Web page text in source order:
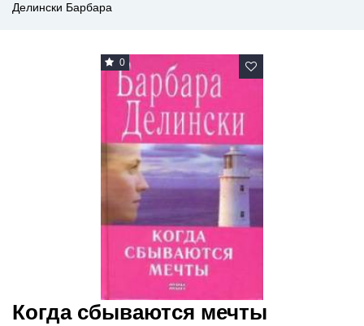
Делински Барбара
0
Когда сбываются мечты